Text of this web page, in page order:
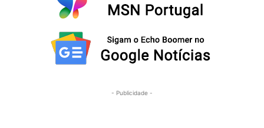
- Publicidade -